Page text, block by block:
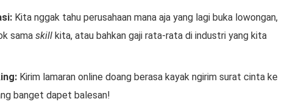
Kita nggak tahu perusahaan mana aja yang lagi buka lowongan,
sama skill kita, atau bahkan gaji rata-rata di industri yang kita
Kirim lamaran online doang berasa kayak ngirim surat cinta ke
banget dapet balesan!